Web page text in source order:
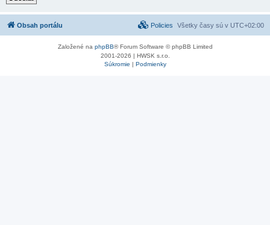
Obsah portálu Všetky časy sú v UTC+02:00
Policies
Založené na phpBB® Forum Software © phpBB Limited
2001-2026 | HWSK s.r.o.
Súkromie | Podmienky